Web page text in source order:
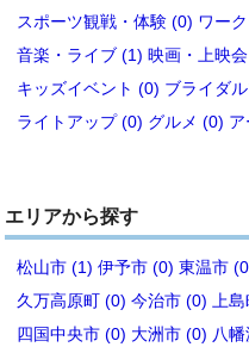
スポーツ観戦・体験 (0) ワー
音楽・ライブ (1) 映画・上映
キッズイベント (0) ブライダ
ライトアップ (0) グルメ (0)
エリアから探す
松山市 (1) 伊予市 (0) 東温市
久万高原町 (0) 今治市 (0) 上
四国中央市 (0) 大洲市 (0) 八